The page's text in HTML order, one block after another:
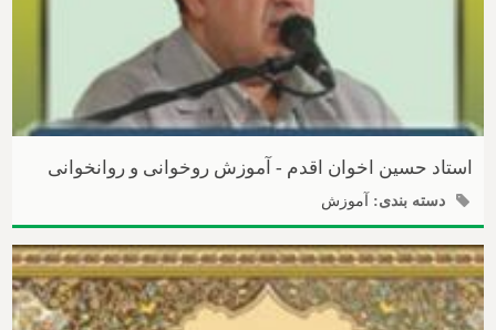
استاد حسین اخوان اقدم - آموزش روخوانی و روانخوانی
دسته بندی: آموزش